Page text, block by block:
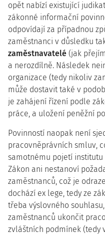
opět nabízí existující
zákonné informační
odpovídají za případnou
zaměstnanci v důsledku
zaměstnavatelé (jak
a nerozdílně. Následek
organizace (tedy nikoliv
může dostavit také v
je zahájení řízení podle
práce, a uložení peněžní
Povinností naopak není
pracovněprávních smluv,
samotnému pojetí
Zákon ani nestanoví
zaměstnanců, což je
dochází ex lege, tedy ze
třeba výslovného
zaměstnanců ukončit
zvláštních podmínek (tedy